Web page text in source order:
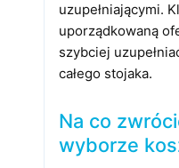
uzupełniającymi.
uporządkowaną
szybciej
całego stojaka.
Na co
wyborze